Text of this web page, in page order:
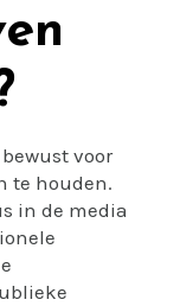
voor
te houden.
in de media